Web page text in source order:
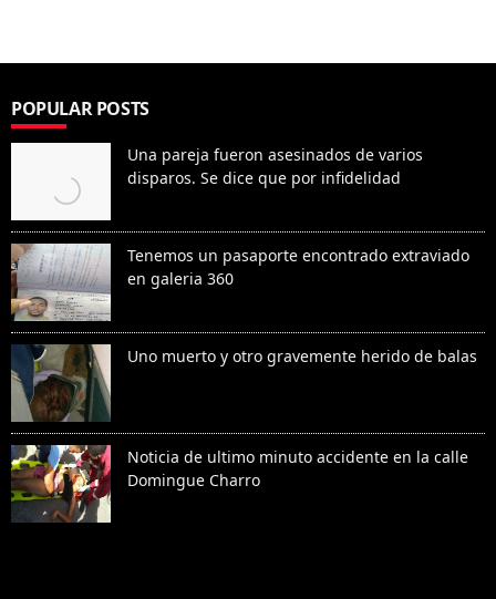
POPULAR POSTS
Una pareja fueron asesinados de varios
disparos. Se dice que por infidelidad
Tenemos un pasaporte encontrado extraviado
en galeria 360
Uno muerto y otro gravemente herido de balas
Noticia de ultimo minuto accidente en la calle
Domingue Charro